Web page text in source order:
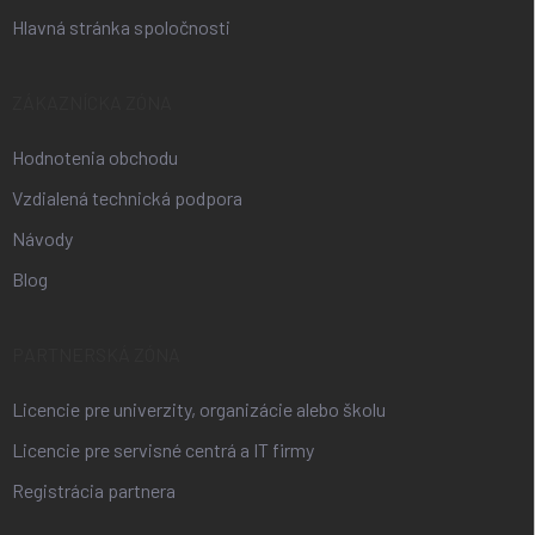
Hlavná stránka spoločnosti
Hodnotenia obchodu
Vzdialená technická podpora
Návody
Blog
Licencie pre univerzity, organizácie alebo školu
Licencie pre servisné centrá a IT firmy
Registrácia partnera